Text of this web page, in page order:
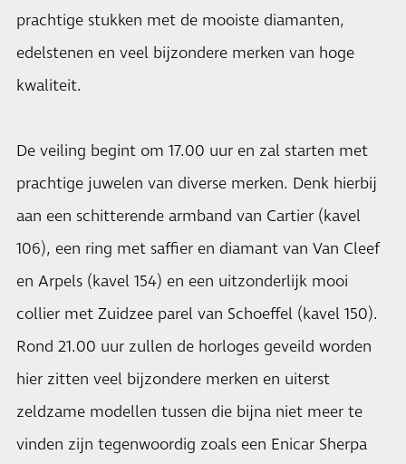
prachtige stukken met de mooiste diamanten,
edelstenen en veel bijzondere merken van hoge
kwaliteit.
De veiling begint om 17.00 uur en zal starten met
prachtige juwelen van diverse merken. Denk hierbij
aan een schitterende armband van Cartier (kavel
106), een ring met saffier en diamant van Van Cleef
en Arpels (kavel 154) en een uitzonderlijk mooi
collier met Zuidzee parel van Schoeffel (kavel 150).
Rond 21.00 uur zullen de horloges geveild worden
hier zitten veel bijzondere merken en uiterst
zeldzame modellen tussen die bijna niet meer te
vinden zijn tegenwoordig zoals een Enicar Sherpa